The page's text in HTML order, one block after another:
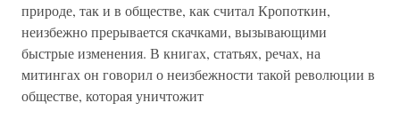
природе, так и в обществе, как считал Кропоткин,
неизбежно прерывается скачками, вызывающими
быстрые изменения. В книгах, статьях, речах, на
митингах он говорил о неизбежности такой революции в
обществе, которая уничтожит